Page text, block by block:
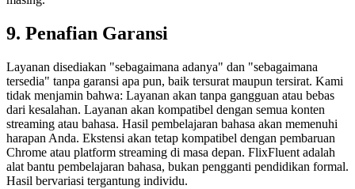
9. Penafian Garansi
Layanan disediakan "sebagaimana adanya" dan "sebagaimana
tersedia" tanpa garansi apa pun, baik tersurat maupun tersirat. Kami
tidak menjamin bahwa: Layanan akan tanpa gangguan atau bebas
dari kesalahan. Layanan akan kompatibel dengan semua konten
streaming atau bahasa. Hasil pembelajaran bahasa akan memenuhi
harapan Anda. Ekstensi akan tetap kompatibel dengan pembaruan
Chrome atau platform streaming di masa depan. FlixFluent adalah
alat bantu pembelajaran bahasa, bukan pengganti pendidikan formal.
Hasil bervariasi tergantung individu.